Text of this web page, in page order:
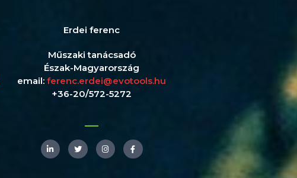
Erdei ferenc
Műszaki tanácsadó
Észak-Magyarország
email: ferenc.erdei@evotools.hu
+36-20/572-5272
L
i
n
T
w
i
I
n
s
F
a
c